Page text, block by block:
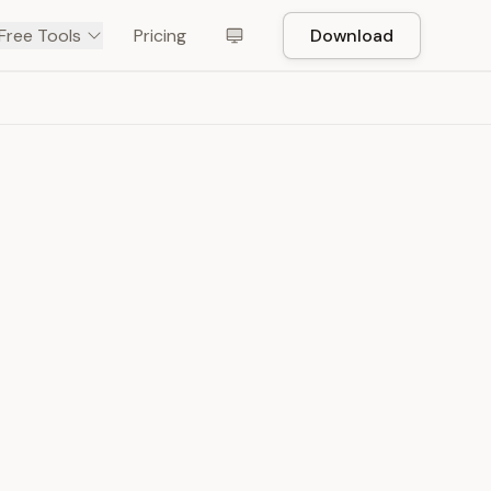
Tools Pricing Download